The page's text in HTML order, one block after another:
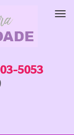
5053